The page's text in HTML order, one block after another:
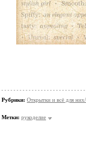
Рубрики: Открытки и всё для
Метки: рукоделие